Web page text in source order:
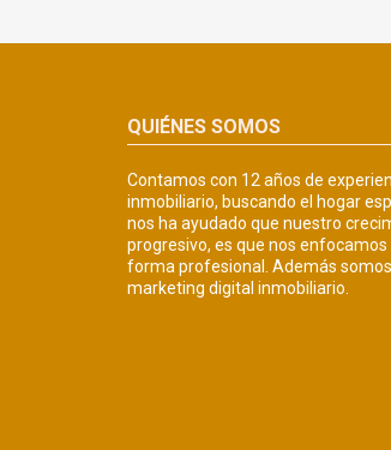
QUIÉNES SOMOS
Contamos con 12 años de
inmobiliario, buscando el hogar
nos ha ayudado que nuestro
progresivo, es que nos enfocamos
forma profesional. Además
marketing digital inmobiliario.